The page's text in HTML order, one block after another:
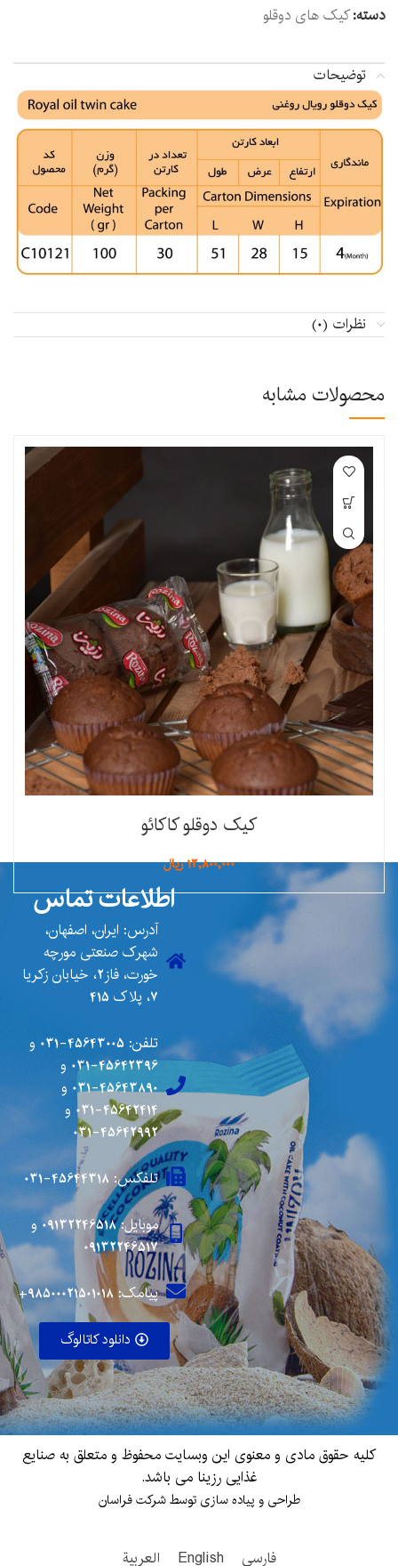
دسته: کیک های دوقلو
توضیحات
نظرات (0)
محصولات مشابه
کیک دوقلو کاکائو
13,800,000ریال
اطلاعات تماس
آدرس: ایران، اصفهان،
شهرک صنعتی مورچه
خورت، فاز2، خیابان زکریا
7، پلاک 415
تلفن: 45643005-031
و
45642396-031
و
45643890-031
و
45642414-031
و
45642992-031
تلفکس: 45644318-031
موبایل:09132246518 و
09132246517
پیامک: 98500021501018+
دانلود کاتالوگ
کلیه حقوق مادی و معنوی این وبسایت محفوظ و متعلق به صنایع
غذایی رزینا می باشد.
طراحی و پیاده سازی توسط شرکت فراسان
فارسی English العربية